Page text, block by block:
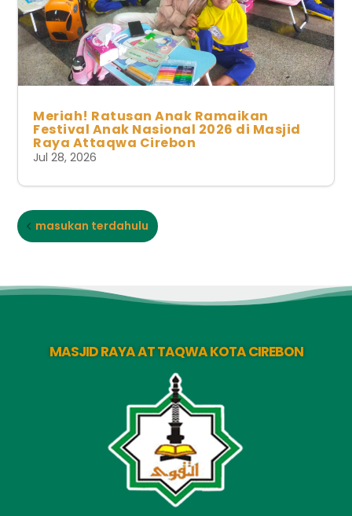
Meriah! Ratusan Anak Ramaikan
Festival Anak Nasional 2026 di Masjid
Raya Attaqwa Cirebon
Jul 28, 2026
masukan terdahulu
MASJID RAYA AT TAQWA KOTA CIREBON